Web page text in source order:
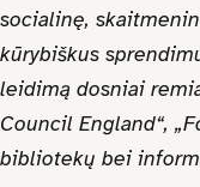
socialinę,
kūrybiškus
leidimą dosniai
Council England“,
bibliotekų bei